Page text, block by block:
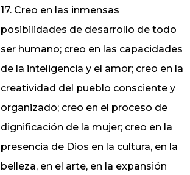
17. Creo en las inmensas
posibilidades de desarrollo de todo
ser humano; creo en las capacidades
de la inteligencia y el amor; creo en la
creatividad del pueblo consciente y
organizado; creo en el proceso de
dignificación de la mujer; creo en la
presencia de Dios en la cultura, en la
belleza, en el arte, en la expansión